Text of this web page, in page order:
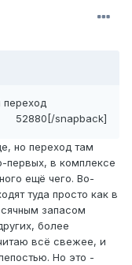
переход
52880[/snapback]
но переход там
первых, в комплексе
ещё чего. Во-
туда просто как в
запасом
более
всё свежее, и
Но это -